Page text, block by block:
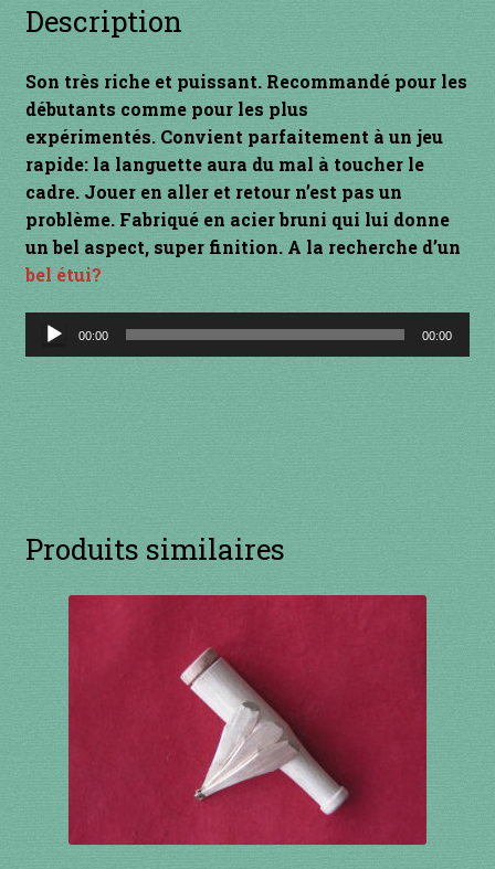
GUIMBARDES
INSTRUMENTS DIVERS
je suis confirmé
je suis débutant
Liens
Mon Compte
1 à 10€
Description
Son très riche et puissant. Recommandé pour les
débutants comme pour les plus
expérimentés. Convient parfaitement à un jeu
rapide: la languette aura du mal à toucher le
cadre. Jouer en aller et retour n’est pas un
problème. Fabriqué en acier bruni qui lui donne
un bel aspect, super finition. A la recherche d’un
bel étui?
Lecteur
audio
00:00 00:00
Produits similaires